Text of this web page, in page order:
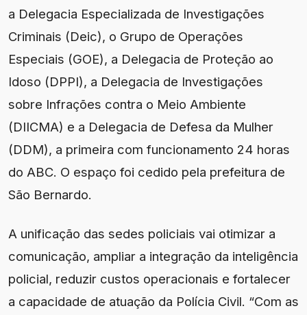
a Delegacia Especializada de Investigações
Criminais (Deic), o Grupo de Operações
Especiais (GOE), a Delegacia de Proteção ao
Idoso (DPPI), a Delegacia de Investigações
sobre Infrações contra o Meio Ambiente
(DIICMA) e a Delegacia de Defesa da Mulher
(DDM), a primeira com funcionamento 24 horas
do ABC. O espaço foi cedido pela prefeitura de
São Bernardo.
A unificação das sedes policiais vai otimizar a
comunicação, ampliar a integração da inteligência
policial, reduzir custos operacionais e fortalecer
a capacidade de atuação da Polícia Civil. “Com as